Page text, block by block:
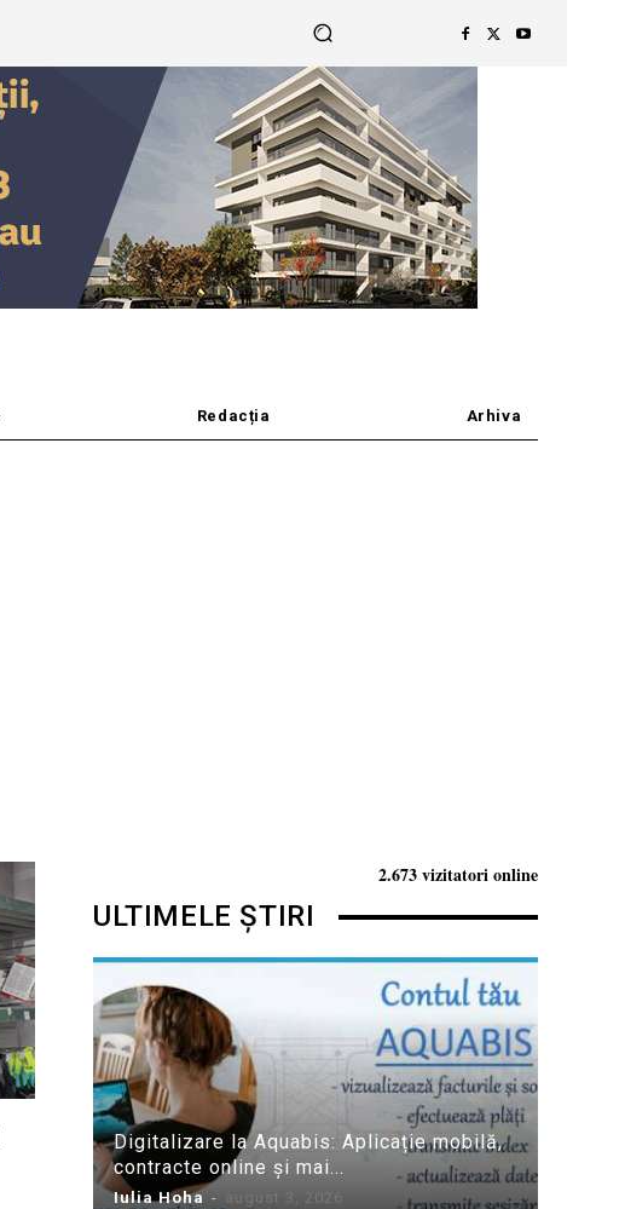
Redacția Arhiva
2.673 vizitatori online
ULTIMELE ȘTIRI
Digitalizare la Aquabis: Aplicație mobilă,
contracte online și mai...
Iulia Hoha - august 3, 2026